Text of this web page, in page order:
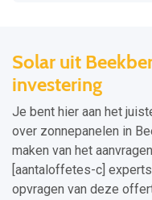
Solar uit
investering
Je bent hier aan het
over zonnepanelen in
maken van het
[aantaloffetes-c]
opvragen van deze